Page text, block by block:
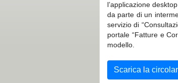
l’applicazione
da parte di un
servizio di
portale “Fatture e
modello.
Scarica la